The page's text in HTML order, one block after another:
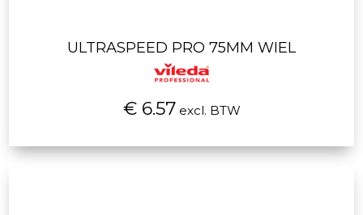
ULTRASPEED PRO 75MM WIEL
€ 6.57 excl. BTW